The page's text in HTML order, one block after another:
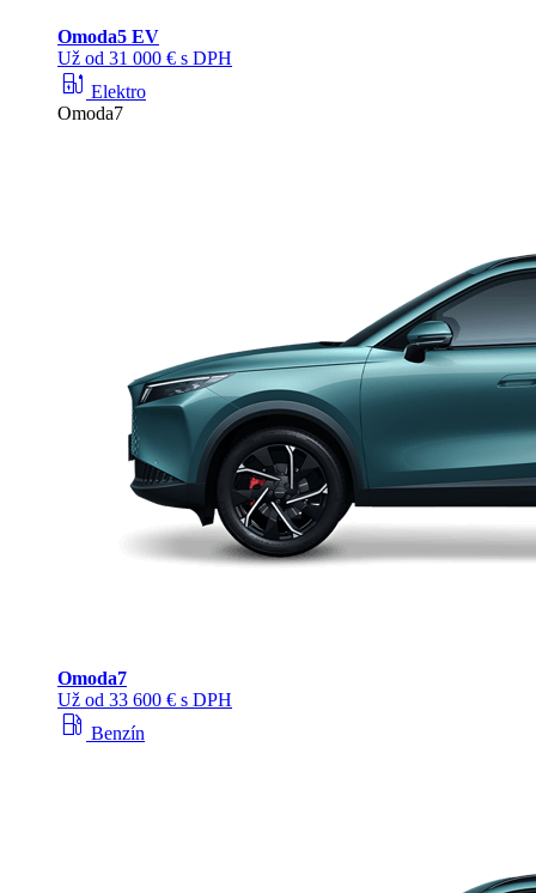
Omoda5 EV
Už od 31 000 € s DPH
ev_station Elektro
Omoda7
Omoda7
Už od 33 600 € s DPH
local_gas_station Benzín